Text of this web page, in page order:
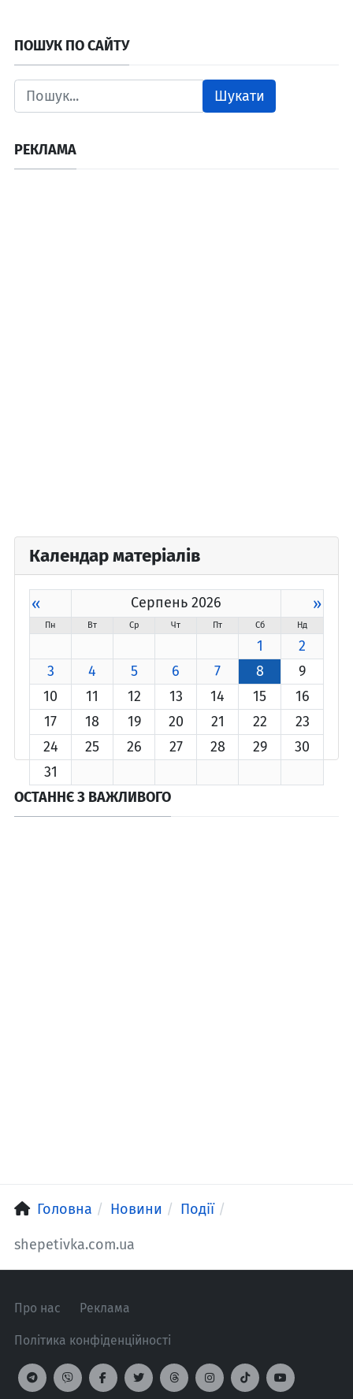
ПОШУК ПО САЙТУ
Шукати
РЕКЛАМА
Календар матеріалів
« Серпень 2026 »
Пн Вт Ср Чт Пт Сб Нд
1
2
3
4 5 6 7 8
9
10
11 12 13 14 15
16
17
18 19 20 21 22
23
24
25 26 27 28 29
30
31
ОСТАННЄ З ВАЖЛИВОГО
Головна Новини Події
shepetivka.com.ua
Про нас Реклама
Політика конфіденційності